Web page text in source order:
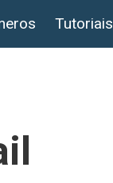
Tutoriais